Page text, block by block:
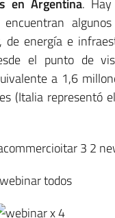
energía e
el punto de
a 1,6
(Italia representó